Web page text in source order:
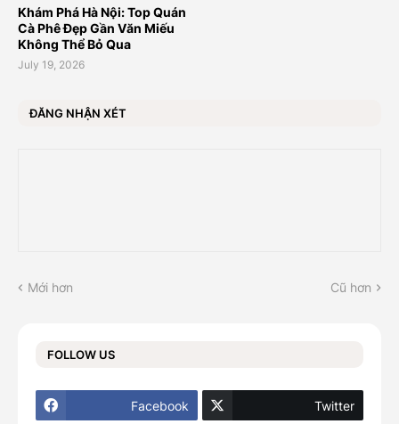
Khám Phá Hà Nội: Top Quán
Cà Phê Đẹp Gần Văn Miếu
Không Thể Bỏ Qua
July 19, 2026
ĐĂNG NHẬN XÉT
Mới hơn Cũ hơn
FOLLOW US
Facebook Twitter